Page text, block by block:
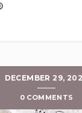
DECEMBER 29,
0 COMMENTS